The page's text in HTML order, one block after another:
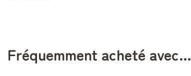
Fréquemment acheté avec…